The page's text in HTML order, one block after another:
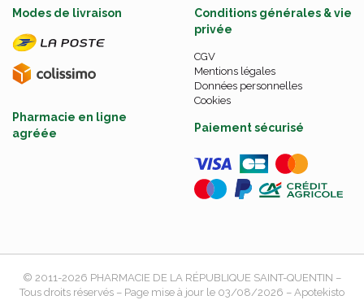
Modes de livraison
Pharmacie en ligne
agréée
Conditions générales & vie
privée
CGV
Mentions légales
Données personnelles
Cookies
Paiement sécurisé
© 2011-2026 PHARMACIE DE LA RÉPUBLIQUE SAINT-QUENTIN –
Tous droits réservés – Page mise à jour le 03/08/2026 – Apotekisto